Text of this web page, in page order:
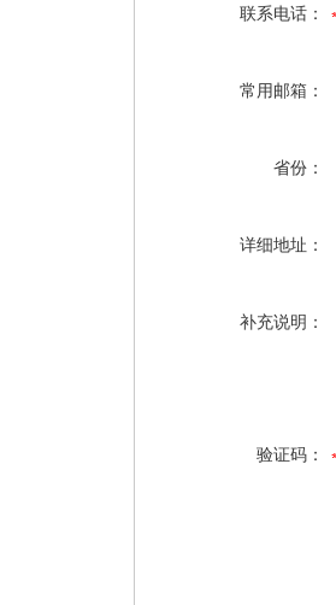
联系电话：
常用邮箱：
省份：
详细地址：
补充说明：
验证码：